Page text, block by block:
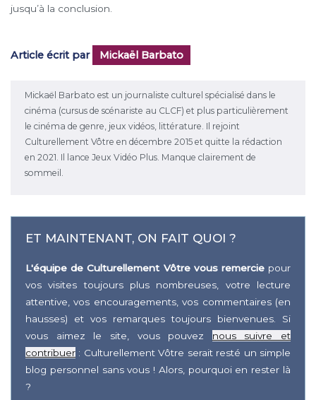
jusqu’à la conclusion.
Article écrit par Mickaël Barbato
Mickaël Barbato est un journaliste culturel spécialisé dans le
cinéma (cursus de scénariste au CLCF) et plus particulièrement
le cinéma de genre, jeux vidéos, littérature. Il rejoint
Culturellement Vôtre en décembre 2015 et quitte la rédaction
en 2021. Il lance Jeux Vidéo Plus. Manque clairement de
sommeil.
ET MAINTENANT, ON FAIT QUOI ?
L'équipe de Culturellement Vôtre vous remerciepour
vos visites toujours plus nombreuses, votre lecture
attentive, vos encouragements, vos commentaires (en
hausses) et vos remarques toujours bienvenues. Si
vous aimez le site, vous pouvez nous suivre et
contribuer : Culturellement Vôtre serait resté un simple
blog personnel sans vous ! Alors, pourquoi en rester là
?